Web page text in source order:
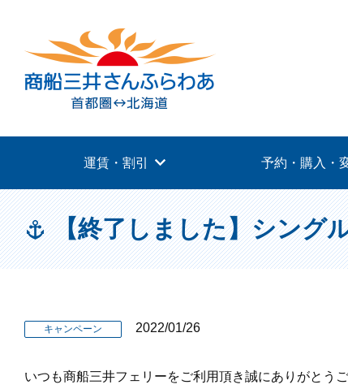
運賃・割引 予約・購入・
【終了しました】シング
キャンペーン 2022/01/26
いつも商船三井フェリーをご利用頂き誠にありがとうご